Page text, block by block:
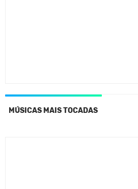
MÚSICAS MAIS TOCADAS